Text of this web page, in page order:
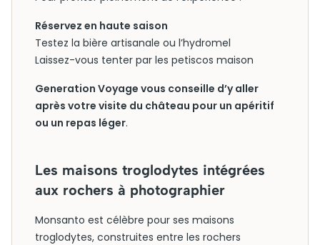
Réservez en haute saison
Testez la bière artisanale ou l’hydromel
Laissez-vous tenter par les petiscos maison
Generation Voyage vous conseille d’y aller
après votre visite du château pour un apéritif
ou un repas léger.
Les maisons troglodytes intégrées
aux rochers à photographier
Monsanto est célèbre pour ses maisons
troglodytes, construites entre les rochers